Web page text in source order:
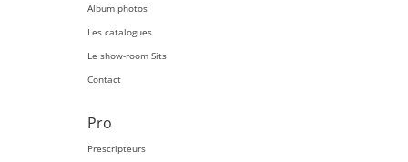
Album photos
Les catalogues
Le show-room Sits
Contact
Pro
Prescripteurs